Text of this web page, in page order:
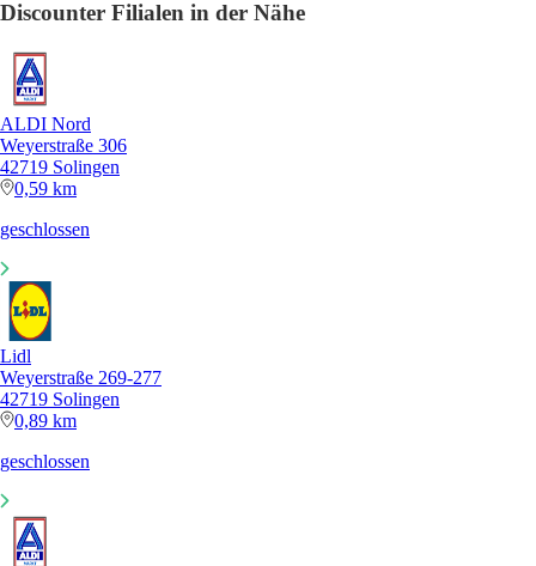
Discounter Filialen in der Nähe
ALDI Nord
Weyerstraße 306
42719 Solingen
0,59 km
geschlossen
Lidl
Weyerstraße 269-277
42719 Solingen
0,89 km
geschlossen